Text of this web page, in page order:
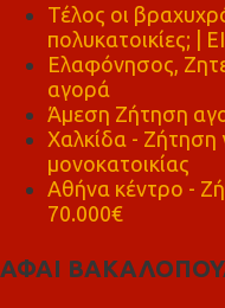
Τέλος οι
πολυκατοικίες;
Ελαφόνησος,
αγορά
Άμεση Ζήτηση
Χαλκίδα - Ζήτηση
μονοκατοικίας
Αθήνα κέντρο -
70.000€
ΑΦΑΙ